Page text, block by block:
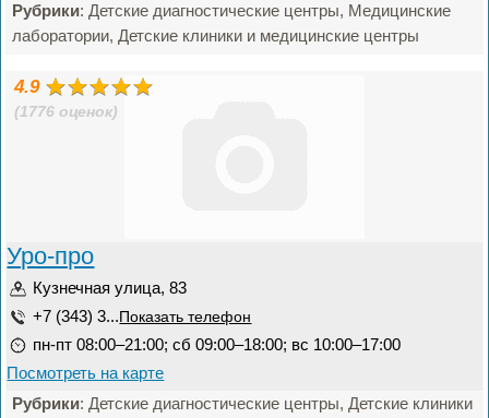
Рубрики: Детские диагностические центры, Медицинские
лаборатории, Детские клиники и медицинские центры
4.9
(1776 оценок)
Уро-про
Кузнечная улица, 83
+7 (343) 3... Показать телефон
пн-пт 08:00–21:00; сб 09:00–18:00; вс 10:00–17:00
Посмотреть на карте
Рубрики: Детские диагностические центры, Детские клиники